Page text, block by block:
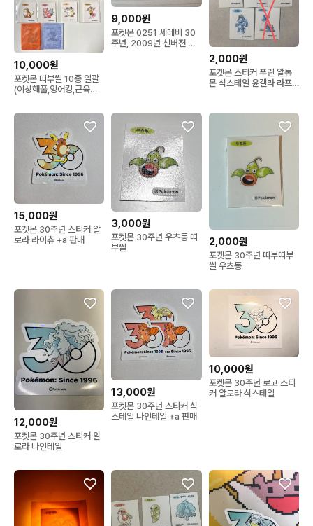
10,000원
포켓몬 띠부씰 10종 일괄
(이상해풀,잉어킹,근육몬,
두트리오,나인테일,누리
9,000원
포켓몬 0251 세레비 30
주년, 2009년 신버젼 띠
2,000원
포켓몬 스티커 푸린 알통
몬 식스테일 윤겔라 라프
15,000원
포켓몬 30주년 스티커 알
로라 라이츄 +a 판매
3,000원
포켓몬 30주년 우츠동 띠
부씰
2,000원
포켓몬 30주년 띠부띠부
씰 우츠동
12,000원
포켓몬 30주년 스티커 알
로라 나인테일
13,000원
포켓몬 30주년 스티커 식
스테일 나인테일 +a 판매
10,000원
포켓몬 30주년 로고 스티
커 알로라 식스테일